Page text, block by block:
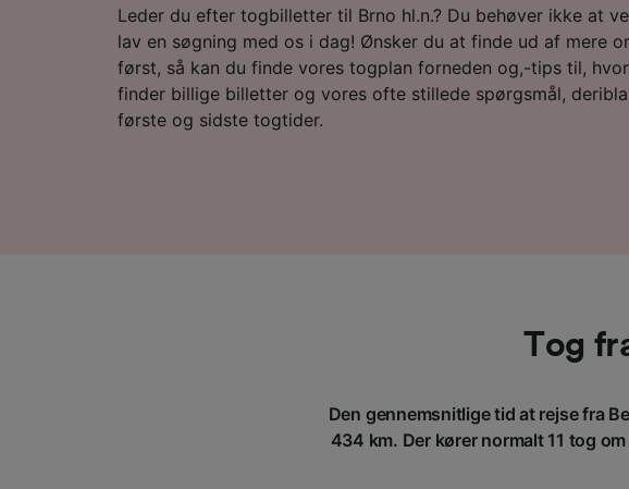
Leder du efter togbilletter til Brno hl.n.? Du behøver ikke at
lav en søgning med os i dag! Ønsker du at finde ud af mere
først, så kan du finde vores togplan forneden og,-tips til,
finder billige billetter og vores ofte stillede spørgsmål,
første og sidste togtider.
Tog
Den gennemsnitlige tid at rejse fra
434 km. Der kører normalt 11 tog